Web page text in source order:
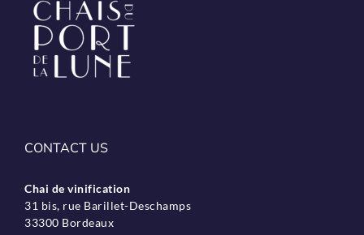
CONTACT US
Chai de vinification
31 bis, rue Barillet-Deschamps
33300 Bordeaux